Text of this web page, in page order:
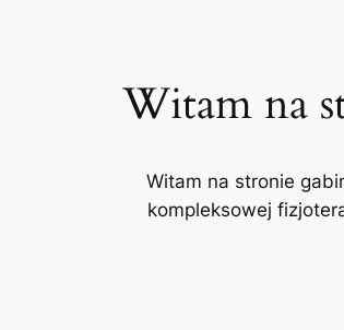
Witam na
Witam na stronie
kompleksowej